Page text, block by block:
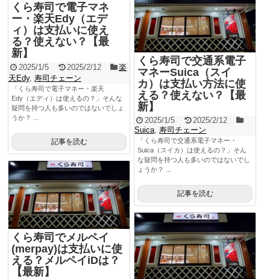
くら寿司で電子マネ
ー・楽天Edy（エデ
ィ）は支払いに使え
る？使えない？【最
新】
2025/1/5 2025/2/12
楽
天Edy, 寿司チェーン
「くら寿司で電子マネー・楽天
Edy（エディ）は使えるの？」そんな
疑問を持つ人も多いのではないでしょ
うか？ ...
記事を読む
くら寿司で交通系電子
マネーSuica（スイ
カ）は支払い方法に使
える？使えない？【最
新】
2025/1/5
2025/2/12
Suica ,寿司チェーン
「くら寿司で交通系電子マネー・
Suica（スイカ）は使えるの？」そん
な疑問を持つ人も多いのではないでし
ょうか？ ...
記事を読む
くら寿司でメルペイ
(merpay)は支払いに使
える？メルペイiDは？
【最新】